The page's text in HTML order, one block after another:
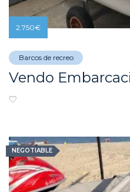
Barcos de recreo
2.750€
NEGOTIABLE